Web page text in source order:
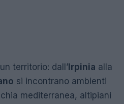
territorio: dall’ Irpinia alla
si incontrano ambienti
mediterranea, altipiani